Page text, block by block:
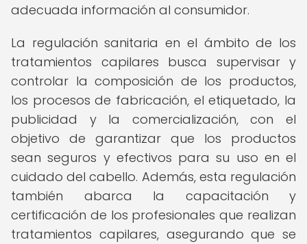
adecuada información al consumidor.
La regulación sanitaria en el ámbito de los
tratamientos capilares busca supervisar y
controlar la composición de los productos,
los procesos de fabricación, el etiquetado, la
publicidad y la comercialización, con el
objetivo de garantizar que los productos
sean seguros y efectivos para su uso en el
cuidado del cabello. Además, esta regulación
también abarca la capacitación y
certificación de los profesionales que realizan
tratamientos capilares, asegurando que se